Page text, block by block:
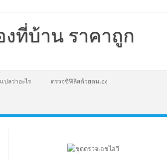
งที่บ้าน ราคาถูก
ปลว่าอะไร ตรวจซิฟิลิสด้วยตนเอง